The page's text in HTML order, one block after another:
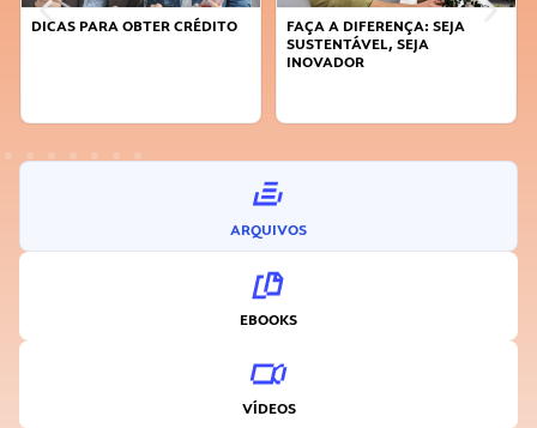
DICAS PARA OBTER CRÉDITO
FAÇA A DIFERENÇA: SEJA
SUSTENTÁVEL, SEJA
INOVADOR
ARQUIVOS
EBOOKS
VÍDEOS